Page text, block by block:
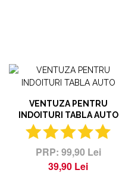
VENTUZA PENTRU
INDOITURI TABLA AUTO
99,90 Lei
39,90 Lei